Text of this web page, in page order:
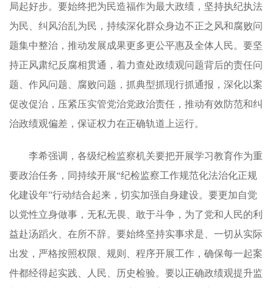
局起好步。要始终把为民造福作为最大政绩，坚持执纪执法
为民、纠风治乱为民，持续深化群众身边不正之风和腐败问
题集中整治，推动发展成果更多更公平惠及全体人民。要坚
持正风肃纪反腐相贯通，着力查处政绩观问题背后的责任问
题、作风问题、腐败问题，抓典型抓现行抓通报，深化以案
促改促治，压紧压实管党治党政治责任，推动有效防范和纠
治政绩观偏差，保证权力在正确轨道上运行。
李希强调，各级纪检监察机关要把开展学习教育作为重
要政治任务，同持续开展“纪检监察工作规范化法治化正规
化建设年”行动结合起来，切实加强自身建设。要更加自觉
以党性立身做事，无私无畏、敢于斗争，为了党和人民的利
益赴汤蹈火、在所不辞。要始终坚持实事求是、一切从实际
出发，严格按照权限、规则、程序开展工作，确保每一起案
件都经得起实践、人民、历史检验。要以正确政绩观提升监